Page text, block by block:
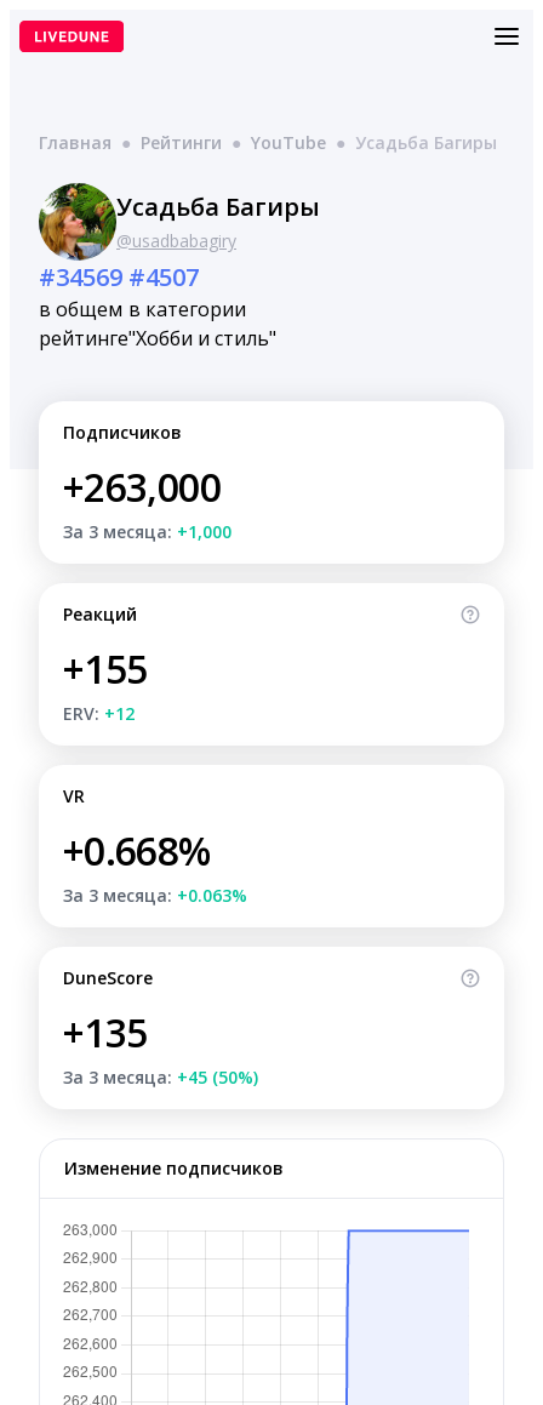
Перейти
Главная ● Рейтинги ● YouTube ● Усадьба Багиры
Усадьба Багиры
@usadbabagiry
#34569
в общем
рейтинге
#4507
в категории
"Хобби и стиль"
Подписчиков
+263,000
За 3 месяца: +1,000
Реакций
+155
ERV: +12
VR
+0.668%
За 3 месяца: +0.063%
DuneScore
+135
За 3 месяца: +45 (50%)
Изменение подписчиков